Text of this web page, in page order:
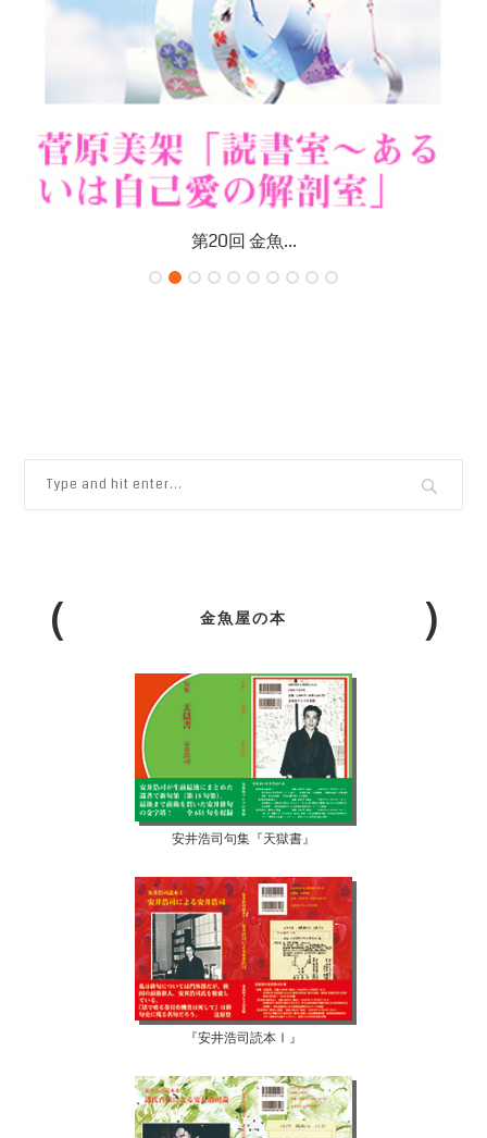
第20回 金魚...
金魚屋の本
安井浩司句集『天獄書』
『安井浩司読本Ⅰ』